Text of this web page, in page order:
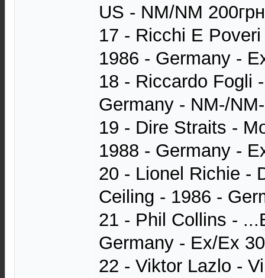
US - NM/NM
17 - Ricchi E
1986 - Germany -
18 - Riccardo Fogli
Germany - NM-/
19 - Dire Straits -
1988 - Germany -
20 - Lionel Richie -
Ceiling - 1986 -
21 - Phil Collins -
Germany - Ex/Ex
22 - Viktor Lazlo -